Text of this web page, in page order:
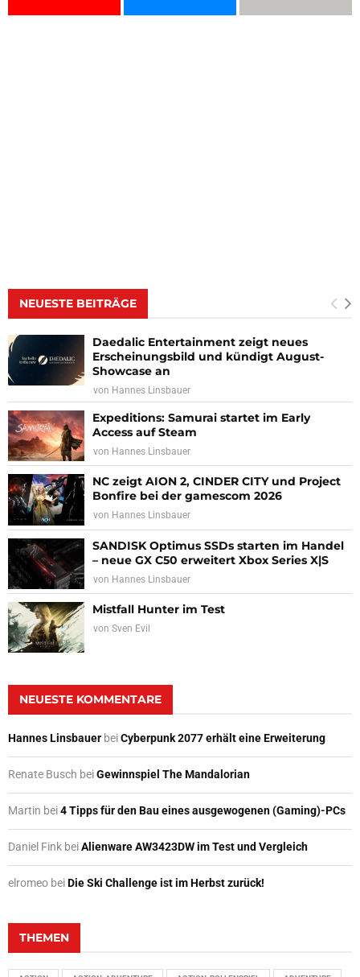
NEUESTE BEITRÄGE
Daedalic Entertainment zeigt neues
Erscheinungsbild und kündigt August-
Showcase an
von Hannes Linsbauer
Expeditions: Samurai startet im Early
Access auf Steam
von Hannes Linsbauer
NC zeigt AION 2, CINDER CITY und Project
Bonfire bei der gamescom 2026
von Hannes Linsbauer
SANDISK Optimus SSDs starten im Handel
– neue GX C50 erweitert Xbox Series X|S
von Hannes Linsbauer
Mistfall Hunter im Test
von Sven Evil
NEUESTE KOMMENTARE
Hannes Linsbauer beiCyberpunk 2077 erhält eine Erweiterung
Renate Busch beiGewinnspiel The Mandalorian
Martin bei4 Tipps für den Bau eines ausgewogenen (Gaming)-PCs
Daniel Fink beiAlienware AW3423DW im Test und Vergleich
elromeo beiDie Ski Challenge ist im Herbst zurück!
THEMEN